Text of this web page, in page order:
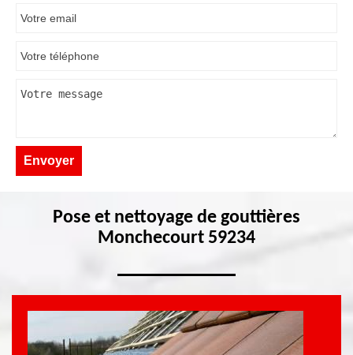
Pose et nettoyage de gouttières
Monchecourt 59234